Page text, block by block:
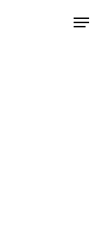
Menu